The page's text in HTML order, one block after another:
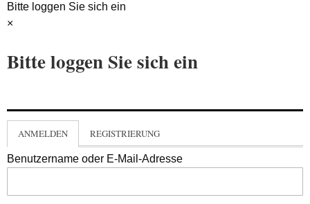
Bitte loggen Sie sich ein
×
Bitte loggen Sie sich ein
ANMELDEN REGISTRIERUNG
Benutzername oder E-Mail-Adresse